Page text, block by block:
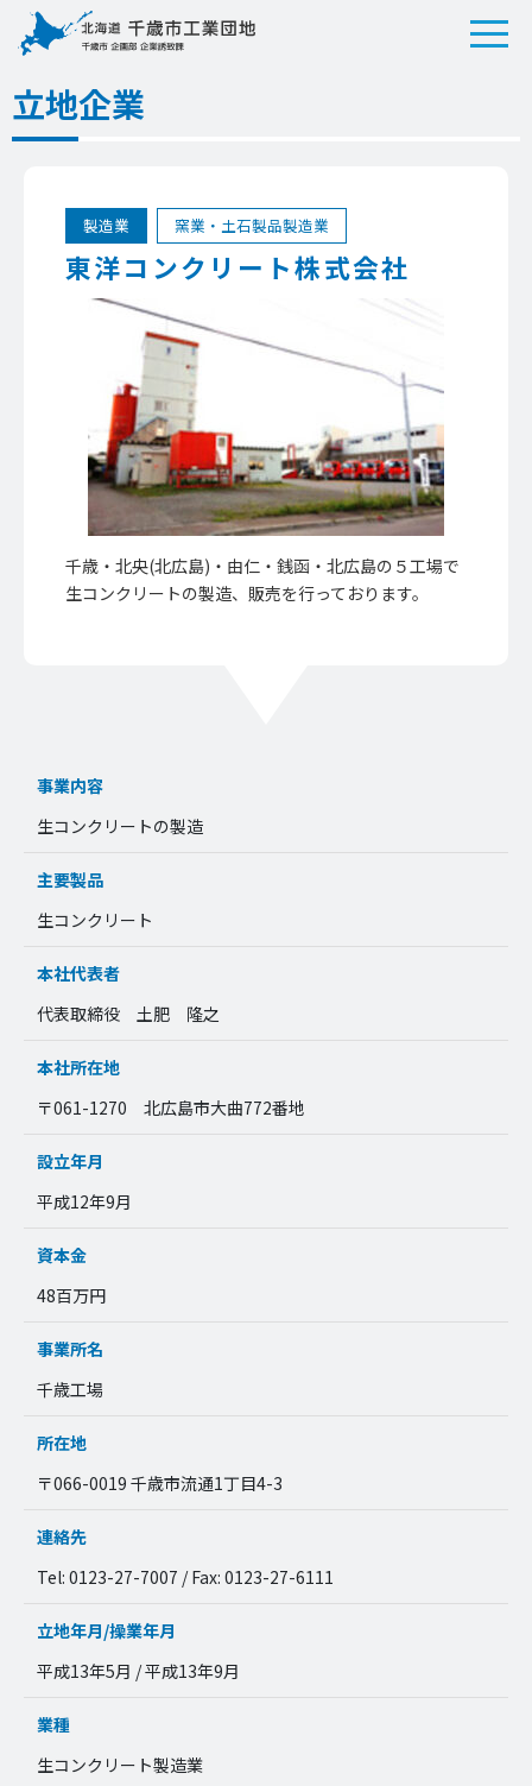
立地企業
製造業 窯業・土石製品製造業
東洋コンクリート株式会社
千歳・北央(北広島)・由仁・銭函・北広島の５工場で
生コンクリートの製造、販売を行っております。
事業内容
生コンクリートの製造
主要製品
生コンクリート
本社代表者
代表取締役 土肥 隆之
本社所在地
〒061-1270 北広島市大曲772番地
設立年月
平成12年9月
資本金
48百万円
事業所名
千歳工場
所在地
〒066-0019 千歳市流通1丁目4-3
連絡先
Tel: 0123-27-7007 / Fax: 0123-27-6111
立地年月/操業年月
平成13年5月 / 平成13年9月
業種
生コンクリート製造業